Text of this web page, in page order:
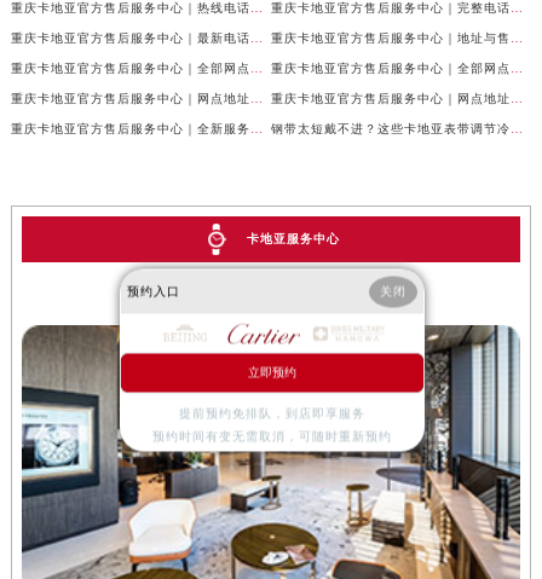
卡地亚服务中心
预约入口 关闭
立即预约
提前预约免排队，到店即享服务
预约时间有变无需取消，可随时重新预约